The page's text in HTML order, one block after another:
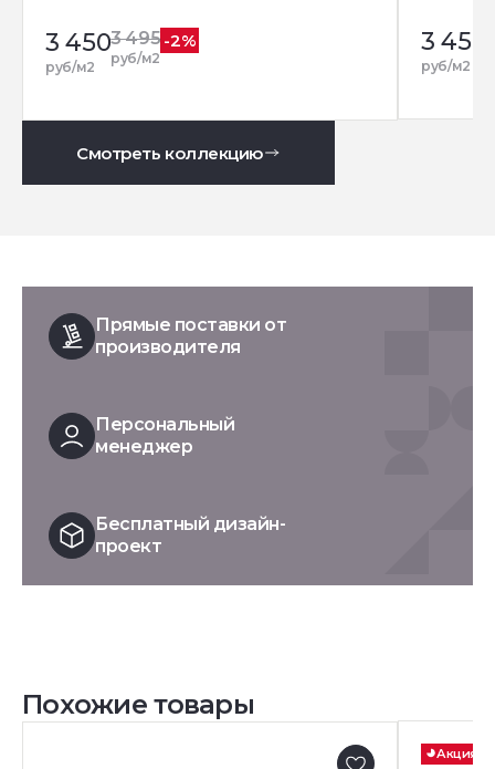
3 450
руб/м2
3 495
руб/м2
-2% 3 450
руб/м2
Смотреть коллекцию
Прямые поставки от
производителя
Персональный
менеджер
Бесплатный дизайн-
проект
Похожие товары
Акция